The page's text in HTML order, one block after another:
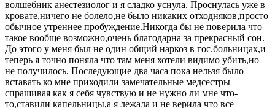
волшебник анестезиолог и я сладко уснула. Проснулась уже в
кровате,ничего не болело,не было никаких отходняков,просто
обычное утреннее пробуждение.Никогда бы не поверила что
такое вообще возможно,очень благодарна за прекрасный сон.
До этого у меня был не один общий наркоз в гос.больницах,и
теперь я точно поняла что там меня хотели видимо убить,но
не получилось. Последующие два часа пока нельзя было
вставать ко мне приходили замечательные медсестры
спрашивая как я себя чувствую и не нужно ли мне что-
то,ставили капельницы,а я лежала и не верила что все